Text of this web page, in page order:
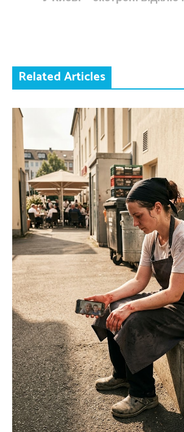
Related Articles